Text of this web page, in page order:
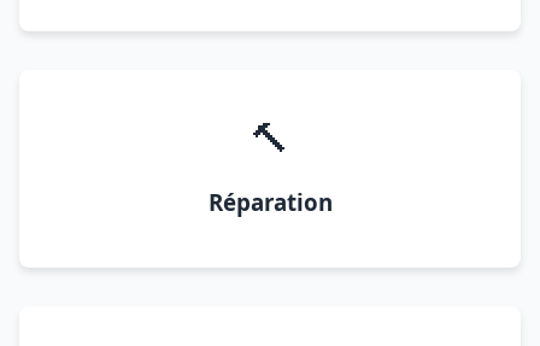
🔨
Réparation